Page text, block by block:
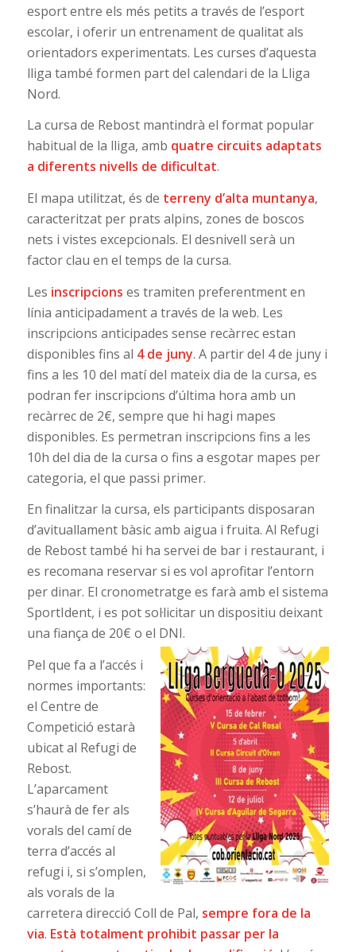
esport entre els més petits a través de l’esport
escolar, i oferir un entrenament de qualitat als
orientadors experimentats. Les curses d’aquesta
lliga també formen part del calendari de la Lliga
Nord.
La cursa de Rebost mantindrà el format popular
habitual de la lliga, amb quatre circuits adaptats
a diferents nivells de dificultat.
El mapa utilitzat, és de terreny d’alta muntanya,
caracteritzat per prats alpins, zones de boscos
nets i vistes excepcionals. El desnivell serà un
factor clau en el temps de la cursa.
Les inscripcions es tramiten preferentment en
línia anticipadament a través de la web. Les
inscripcions anticipades sense recàrrec estan
disponibles fins al 4 de juny. A partir del 4 de juny i
fins a les 10 del matí del mateix dia de la cursa, es
podran fer inscripcions d’última hora amb un
recàrrec de 2€, sempre que hi hagi mapes
disponibles. Es permetran inscripcions fins a les
10h del dia de la cursa o fins a esgotar mapes per
categoria, el que passi primer.
En finalitzar la cursa, els participants disposaran
d’avituallament bàsic amb aigua i fruita. Al Refugi
de Rebost també hi ha servei de bar i restaurant, i
es recomana reservar si es vol aprofitar l’entorn
per dinar. El cronometratge es farà amb el sistema
SportIdent, i es pot sol·licitar un dispositiu deixant
una fiança de 20€ o el DNI.
Pel que fa a l’accés i
normes importants:
el Centre de
Competició estarà
ubicat al Refugi de
Rebost.
L’aparcament
s’haurà de fer als
vorals del camí de
terra d’accés al
refugi i, si s’omplen,
als vorals de la
carretera direcció Coll de Pal, sempre fora de la
via. Està totalment prohibit passar per la